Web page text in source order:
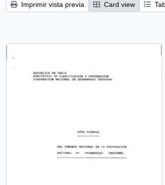
Imprimir vista previa Card view